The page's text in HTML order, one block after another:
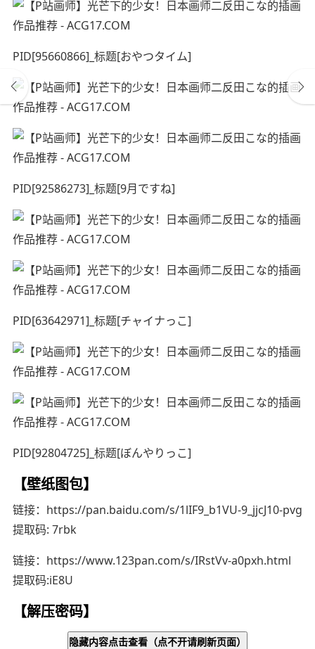
PID[95660866]_标题[おやつタイム]
PID[92586273]_标题[9月ですね]
PID[63642971]_标题[チャイナっこ]
PID[92804725]_标题[ぼんやりっこ]
【壁纸图包】
链接：https://pan.baidu.com/s/1lIF9_b1VU-9_jjcJ10-pvg
提取码: 7rbk
链接：https://www.123pan.com/s/IRstVv-a0pxh.html
提取码:iE8U
【解压密码】
隐藏内容点击查看 （点不开请刷新页面）